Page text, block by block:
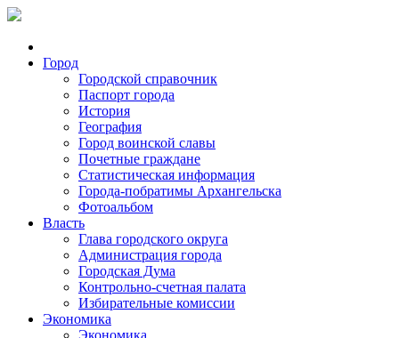
Город
Городской справочник
Паспорт города
История
География
Город воинской славы
Почетные граждане
Статистическая информация
Города-побратимы Архангельска
Фотоальбом
Власть
Глава городского округа
Администрация города
Городская Дума
Контрольно-счетная палата
Избирательные комиссии
Экономика
Экономика